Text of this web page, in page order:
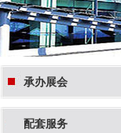
承办展会
配套服务